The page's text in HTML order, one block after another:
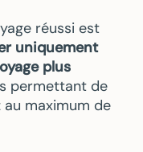
réussi est
uniquement
plus
permettant de
maximum de